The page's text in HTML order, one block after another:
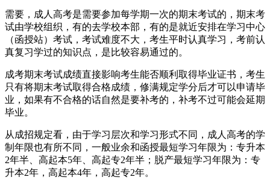
需要，成人高考是需要参加每学期一次的期末考试的，期末考
试由学校组织，有的去学校本部，有的是就近安排在学习中心
（函授站）考试，考试难度不大，考生平时认真学习，考前认
真复习学过的知识点，是比较容易通过的。
成考期末考试成绩直接影响考生能否顺利取得毕业证书，考生
只有将期末考试取得合格成绩，修满规定学分后才可以申请毕
业，如果有不合格的话自然是要补考的，补考不过可能会延期
毕业。
从成招规定看，由于学习层次和学习形式不同，成人高考的学
制年限也有所不同，一般业余和函授最短学习年限为：专升本
2年半、高起本5年、高起专2年半；脱产最短学习年限为：专
升本2年，高起本4年，高起专2年。